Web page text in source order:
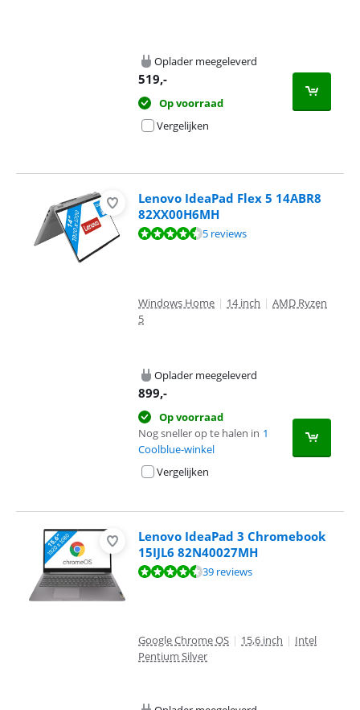
Oplader meegeleverd
519,-
Op voorraad
Vergelijken
Lenovo IdeaPad Flex 5 14ABR8
82XX00H6MH
Beoordeling is 8,9 van de 10, gebaseerd op 5 reviews.
5 reviews
Windows Home | 14 inch | AMD Ryzen
5
Oplader meegeleverd
899,-
Op voorraad
Nog sneller op te halen in 1
Coolblue-winkel
Vergelijken
Lenovo IdeaPad 3 Chromebook
15IJL6 82N40027MH
Beoordeling is 8,5 van de 10, gebaseerd op 39 reviews.
39 reviews
Google Chrome OS | 15,6 inch | Intel
Pentium Silver